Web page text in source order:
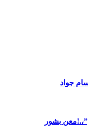
جواد
بشور